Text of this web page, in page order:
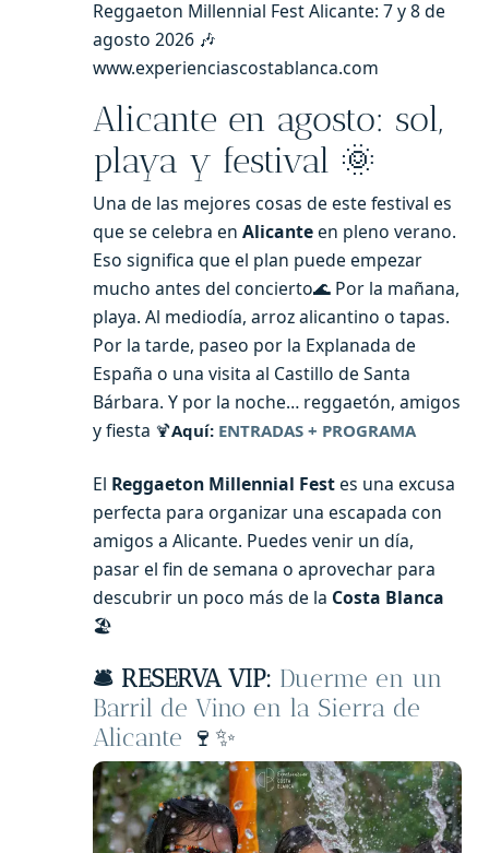
Reggaeton Millennial Fest Alicante: 7 y 8 de
agosto 2026 🎶
www.experienciascostablanca.com
Alicante en agosto: sol,
playa y festival 🌞
Una de las mejores cosas de este festival es
que se celebra en Alicanteen pleno verano.
Eso significa que el plan puede empezar
mucho antes del concierto🌊 Por la mañana,
playa. Al mediodía, arroz alicantino o tapas.
Por la tarde, paseo por la Explanada de
España o una visita al Castillo de Santa
Bárbara. Y por la noche… reggaetón, amigos
y fiesta 🍹Aquí: ENTRADAS + PROGRAMA
El Reggaeton Millennial Festes una excusa
perfecta para organizar una escapada con
amigos a Alicante. Puedes venir un día,
pasar el fin de semana o aprovechar para
descubrir un poco más de la Costa Blanca
🏖️
🛎️ RESERVA VIP: Duerme en un
Barril de Vino en la Sierra de
Alicante 🍷✨